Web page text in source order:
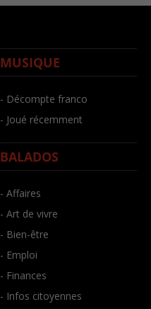
MUSIQUE
- Décompte franco
- Joué récemment
BALADOS
- Affaires
- Art de vivre
- Bien-être
- Emploi
- Finances
- Infos citoyennes